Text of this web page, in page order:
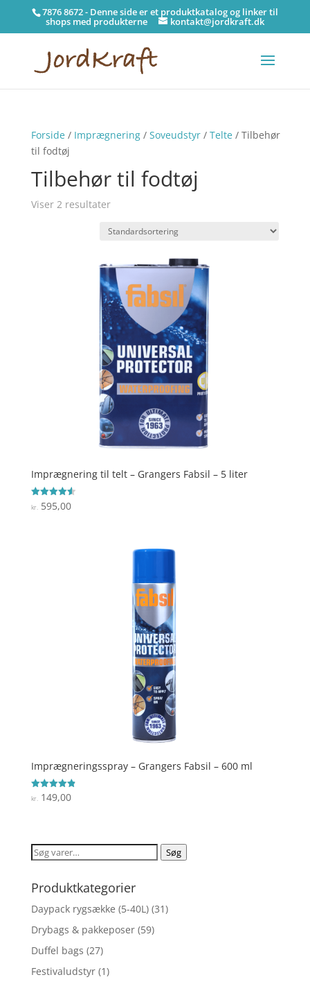
7876 8672 - Denne side er et produktkatalog og linker til
shops med produkterne kontakt@jordkraft.dk
Forside/ Imprægnering/ Soveudstyr/ Telte/ Tilbehør
til fodtøj
Tilbehør til fodtøj
Viser 2 resultater
Imprægnering til telt – Grangers Fabsil – 5 liter
Vurderet
4.6
kr. 595,00
Imprægneringsspray – Grangers Fabsil – 600 ml
Vurderet
4.9
kr.149,00
Søg
Søg
Produktkategorier
Daypack rygsække (5-40L) (31)
Drybags & pakkeposer (59)
Duffel bags (27)
Festivaludstyr (1)